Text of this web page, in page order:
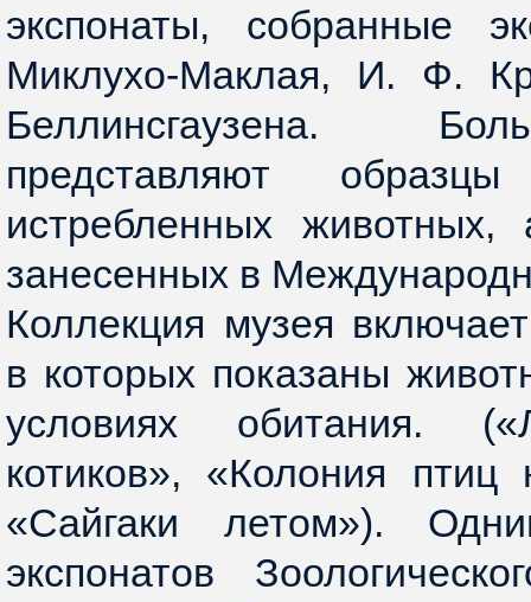
экспонаты, собранные
Миклухо-Маклая, И. Ф.
Беллинсгаузена.
представляют
истребленных
занесенных в
Коллекция музея
в которых показаны
условиях обитания.
котиков», «Колония птиц
«Сайгаки летом»).
экспонатов